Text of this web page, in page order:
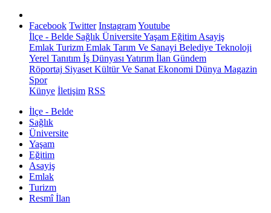
Facebook Twitter InstagramYoutube
İlçe - Belde Sağlık ÜniversiteYaşam Eğitim Asayiş
Emlak Turizm Emlak Tarım Ve Sanayi Belediye Teknoloji
Yerel Tanıtım İş Dünyası Yatırım İlan Gündem
Röportaj Siyaset Kültür Ve Sanat Ekonomi Dünya Magazin
Spor
Künye İletişim RSS
İlçe - Belde
Sağlık
Üniversite
Yaşam
Eğitim
Asayiş
Emlak
Turizm
Resmî İlan